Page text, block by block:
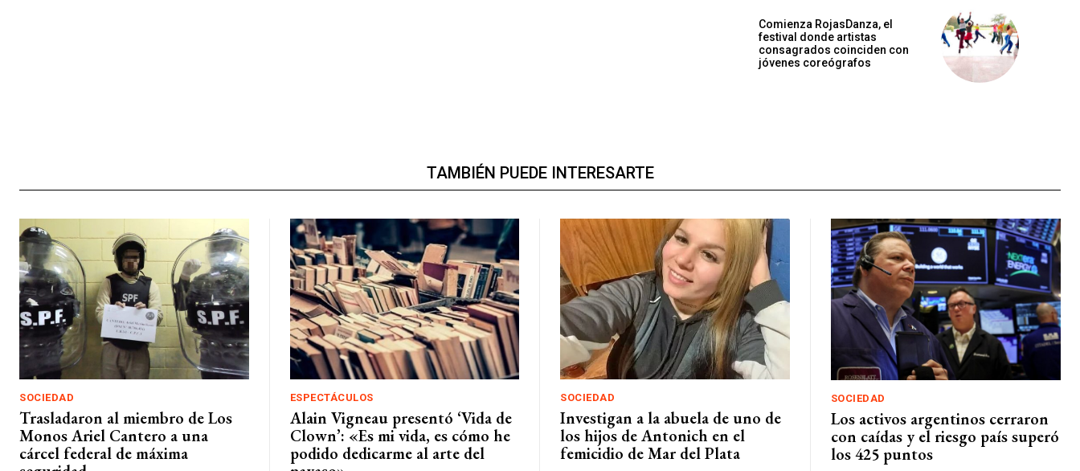
Comienza RojasDanza, el
festival donde artistas
consagrados coinciden con
jóvenes coreógrafos
TAMBIÉN PUEDE INTERESARTE
SOCIEDAD
Trasladaron al miembro de Los
Monos Ariel Cantero a una
cárcel federal de máxima
ESPECTÁCULOS
Alain Vigneau presentó ‘Vida de
Clown’: «Es mi vida, es cómo he
podido dedicarme al arte del
SOCIEDAD
Investigan a la abuela de uno de
los hijos de Antonich en el
femicidio de Mar del Plata
SOCIEDAD
Los activos argentinos cerraron
con caídas y el riesgo país superó
los 425 puntos